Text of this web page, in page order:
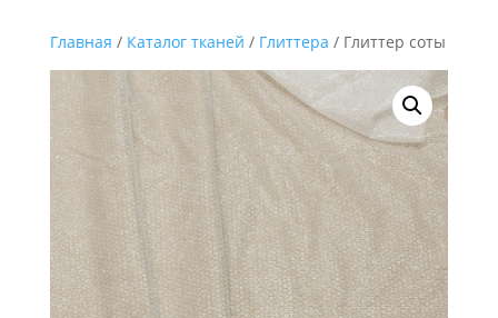
Главная / Каталог тканей / Глиттера / Глиттер соты